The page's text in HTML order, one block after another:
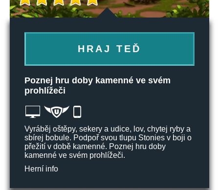
HRAJ TEĎ
Poznej hru doby kamenné ve svém
prohlížeči
Vyráběj oštěpy, sekery a udice, lov, chytej ryby a
sbírej bobule. Podpoř svou tlupu Stonies v boji o
přežití v době kamenné. Poznej hru doby
kamenné ve svém prohlížeči.
Herní info